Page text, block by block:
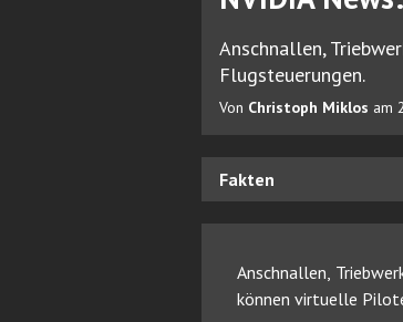
Anschnallen,
Flugsteuerungen.
Von Christoph Miklos am
Fakten
Anschnallen,
können virtuelle